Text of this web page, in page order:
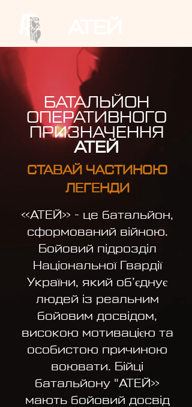
БАТАЛЬЙОН
ОПЕРАТИВНОГО
ПРИЗНАЧЕННЯ
АТЕЙ
​СТАВАЙ ЧАСТИНОЮ
ЛЕГЕНДИ
«АТЕЙ» - це батальйон,
сформований війною.
Бойовий підрозділ
Національної Гвардії
України, який об’єднує
людей із реальним
бойовим досвідом,
високою мотивацією та
особистою причиною
воювати. Бійці
батальйону "АТЕЙ»
мають бойовий досвід